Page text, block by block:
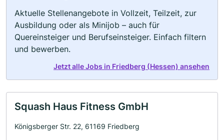
Aktuelle Stellenangebote in Vollzeit, Teilzeit, zur
Ausbildung oder als Minijob – auch für
Quereinsteiger und Berufseinsteiger. Einfach filtern
und bewerben.
Jetzt alle Jobs in Friedberg (Hessen) ansehen
Squash Haus Fitness GmbH
Königsberger Str. 22, 61169 Friedberg